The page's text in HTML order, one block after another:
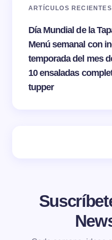
ARTÍCULOS RECIENTES
Día Mundial de la
Menú semanal con
temporada del mes
10 ensaladas
tupper